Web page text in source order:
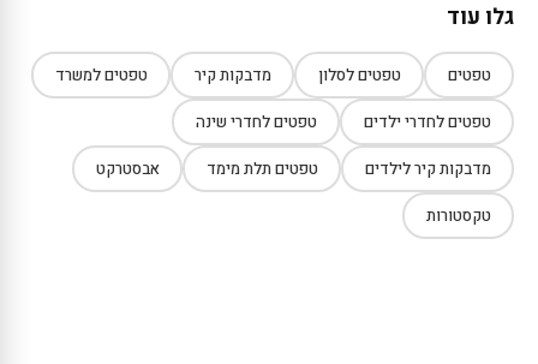
גלו עוד
טפטים טפטים לסלון מדבקות קיר טפטים למשרד
טפטים לחדרי ילדים טפטים לחדרי שינה
מדבקות קיר לילדים טפטים תלת מימד אבסטרקט
טקסטורות